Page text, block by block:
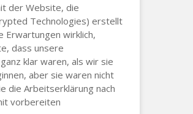
der Website, die
Technologies) erstellt
wirklich,
dass unsere
klar waren, als wir sie
aber sie waren nicht
die Arbeitserklärung nach
vorbereiten